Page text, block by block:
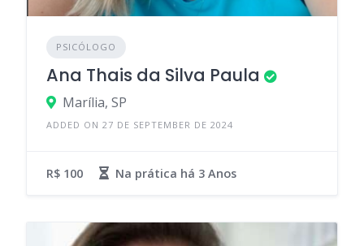
PSICÓLOGO
Ana Thais da Silva Paula
Marília, SP
ADDED ON 27 DE SEPTEMBER DE 2024
R$ 100 Na prática há 3 Anos